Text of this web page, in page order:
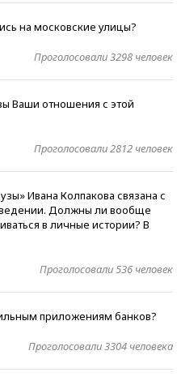
на московские улицы?
Проголосовали 3298 человек
Ваши отношения с этой
Проголосовали 2812 человек
Ивана Колпакова связана с
Должны ли вообще
в личные истории? В
Проголосовали 536 человек
приложениям банков?
Проголосовали 3304 человека